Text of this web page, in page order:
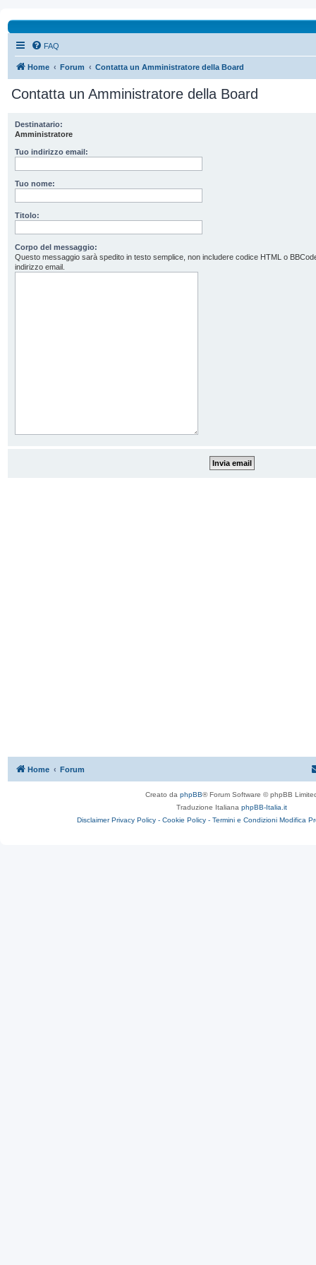
FAQ
Home Forum Contatta un Amministratore della Board
Contatta un Amministratore della Board
Destinatario:
Amministratore
Tuo indirizzo email:
Tuo nome:
Titolo:
Corpo del messaggio:
Questo messaggio sarà spedito in testo semplice, non includere codice HTML o
indirizzo email.
Home Forum
Creato da phpBB® Forum Software © phpBB
Traduzione Italiana phpBB-Italia.it
Disclaimer Privacy Policy - Cookie Policy - Termini e Condizioni Modifica